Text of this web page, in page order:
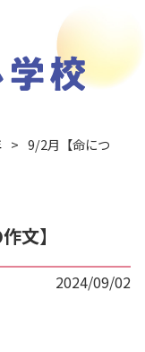
9/2月【命につ
文】
2024/09/02